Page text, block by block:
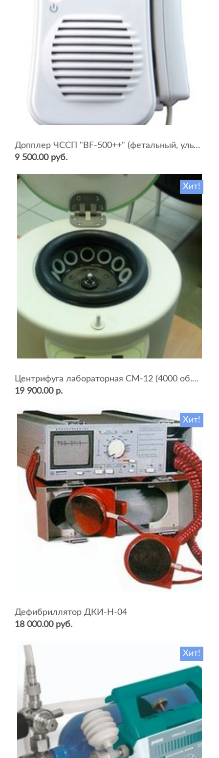
Допплер ЧССП "BF-500++" (фетальный, ультразвуковой)
9 500.00 руб.
Хит!
Центрифуга лабораторная СМ-12 (4000 об.мин, 12 пробирок)
19 900.00 р.
Хит!
Дефибриллятор ДКИ-Н-04
18 000.00 руб.
Хит!